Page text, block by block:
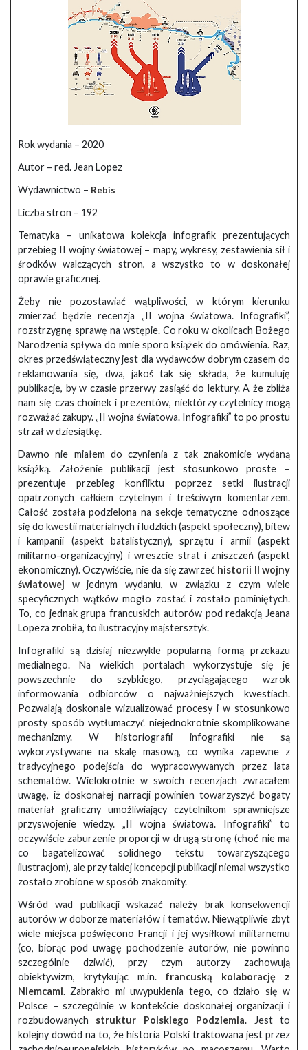
Rok wydania – 2020
Autor – red. Jean Lopez
Wydawnictwo – Rebis
Liczba stron – 192
Tematyka – unikatowa kolekcja infografik prezentujących
przebieg II wojny światowej – mapy, wykresy, zestawienia sił i
środków walczących stron, a wszystko to w doskonałej
oprawie graficznej.
Żeby nie pozostawiać wątpliwości, w którym kierunku
zmierzać będzie recenzja „II wojna światowa. Infografiki”,
rozstrzygnę sprawę na wstępie. Co roku w okolicach Bożego
Narodzenia spływa do mnie sporo książek do omówienia. Raz,
okres przedświąteczny jest dla wydawców dobrym czasem do
reklamowania się, dwa, jakoś tak się składa, że kumuluję
publikacje, by w czasie przerwy zasiąść do lektury. A że zbliża
nam się czas choinek i prezentów, niektórzy czytelnicy mogą
rozważać zakupy. „II wojna światowa. Infografiki” to po prostu
strzał w dziesiątkę.
Dawno nie miałem do czynienia z tak znakomicie wydaną
książką. Założenie publikacji jest stosunkowo proste –
prezentuje przebieg konfliktu poprzez setki ilustracji
opatrzonych całkiem czytelnym i treściwym komentarzem.
Całość została podzielona na sekcje tematyczne odnoszące
się do kwestii materialnych i ludzkich (aspekt społeczny), bitew
i kampanii (aspekt batalistyczny), sprzętu i armii (aspekt
militarno-organizacyjny) i wreszcie strat i zniszczeń (aspekt
ekonomiczny). Oczywiście, nie da się zawrzeć historii II wojny
światowej w jednym wydaniu, w związku z czym wiele
specyficznych wątków mogło zostać i zostało pominiętych.
To, co jednak grupa francuskich autorów pod redakcją Jeana
Lopeza zrobiła, to ilustracyjny majstersztyk.
Infografiki są dzisiaj niezwykle popularną formą przekazu
medialnego. Na wielkich portalach wykorzystuje się je
powszechnie do szybkiego, przyciągającego wzrok
informowania odbiorców o najważniejszych kwestiach.
Pozwalają doskonale wizualizować procesy i w stosunkowo
prosty sposób wytłumaczyć niejednokrotnie skomplikowane
mechanizmy. W historiografii infografiki nie są
wykorzystywane na skalę masową, co wynika zapewne z
tradycyjnego podejścia do wypracowywanych przez lata
schematów. Wielokrotnie w swoich recenzjach zwracałem
uwagę, iż doskonałej narracji powinien towarzyszyć bogaty
materiał graficzny umożliwiający czytelnikom sprawniejsze
przyswojenie wiedzy. „II wojna światowa. Infografiki” to
oczywiście zaburzenie proporcji w drugą stronę (choć nie ma
co bagatelizować solidnego tekstu towarzyszącego
ilustracjom), ale przy takiej koncepcji publikacji niemal wszystko
zostało zrobione w sposób znakomity.
Wśród wad publikacji wskazać należy brak konsekwencji
autorów w doborze materiałów i tematów. Niewątpliwie zbyt
wiele miejsca poświęcono Francji i jej wysiłkowi militarnemu
(co, biorąc pod uwagę pochodzenie autorów, nie powinno
szczególnie dziwić), przy czym autorzy zachowują
obiektywizm, krytykując m.in. francuską kolaborację z
Niemcami. Zabrakło mi uwypuklenia tego, co działo się w
Polsce – szczególnie w kontekście doskonałej organizacji i
rozbudowanych struktur Polskiego Podziemia. Jest to
kolejny dowód na to, że historia Polski traktowana jest przez